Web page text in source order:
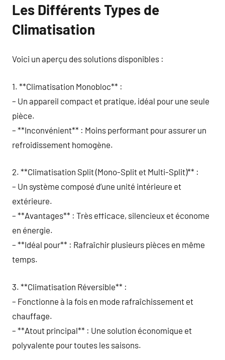
Les Différents Types de
Climatisation
Voici un aperçu des solutions disponibles :
1. **Climatisation Monobloc** :
– Un appareil compact et pratique, idéal pour une seule
pièce.
– **Inconvénient** : Moins performant pour assurer un
refroidissement homogène.
2. **Climatisation Split (Mono-Split et Multi-Split)** :
– Un système composé d’une unité intérieure et
extérieure.
– **Avantages** : Très efficace, silencieux et économe
en énergie.
– **Idéal pour** : Rafraîchir plusieurs pièces en même
temps.
3. **Climatisation Réversible** :
– Fonctionne à la fois en mode rafraîchissement et
chauffage.
– **Atout principal** : Une solution économique et
polyvalente pour toutes les saisons.